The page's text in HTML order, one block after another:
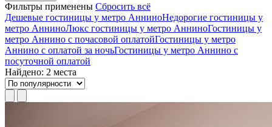
Фильтры применены Сбросить всё
Дешевые гостиницы у метро АнниноНедорогие гостиницы у
метро АнниноЛюкс гостиницы у метро АнниноГостиницы у
метро Аннино c почасовой оплатойГостиницы у метро
Аннино с оплатой за ночьГостиницы у метро Аннино c
посуточной оплатой
Найдено: 2 места